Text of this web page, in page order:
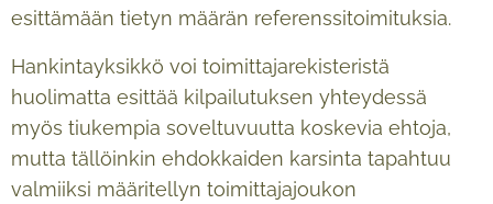
esittämään tietyn määrän referenssitoimituksia.
Hankintayksikkö voi toimittajarekisteristä
huolimatta esittää kilpailutuksen yhteydessä
myös tiukempia soveltuvuutta koskevia ehtoja,
mutta tällöinkin ehdokkaiden karsinta tapahtuu
valmiiksi määritellyn toimittajajoukon